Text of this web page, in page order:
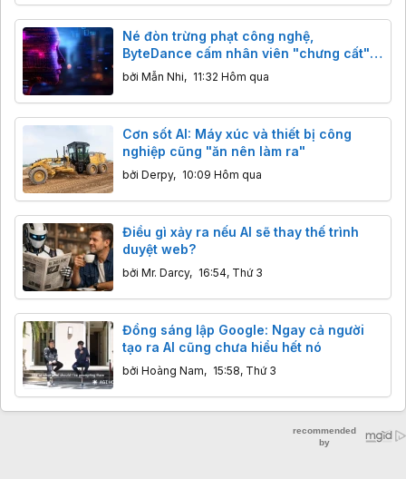
Né đòn trừng phạt công nghệ,
ByteDance cấm nhân viên "chưng cất"
mô hình AI Mỹ
bởi Mẫn Nhi, 11:32 Hôm qua
Cơn sốt AI: Máy xúc và thiết bị công
nghiệp cũng "ăn nên làm ra"
bởi Derpy, 10:09 Hôm qua
Điều gì xảy ra nếu AI sẽ thay thế trình
duyệt web?
bởi Mr. Darcy, 16:54, Thứ 3
Đồng sáng lập Google: Ngay cả người
tạo ra AI cũng chưa hiểu hết nó
bởi Hoàng Nam, 15:58, Thứ 3